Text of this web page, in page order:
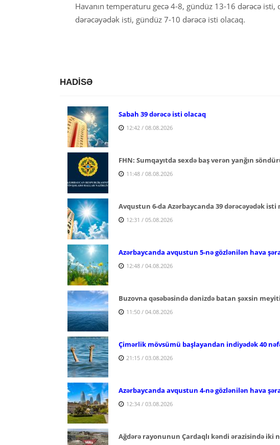
Havanın temperaturu gecə 4-8, gündüz 13-16 dərəcə isti,
dərəcəyədək isti, gündüz 7-10 dərəcə isti olacaq.
HADİSƏ
Sabah 39 dərəcə isti olacaq
12:42 / 08.08.2026
FHN: Sumqayıtda sexdə baş verən yanğın
11:48 / 08.08.2026
Avqustun 6-da Azərbaycanda 39 dərəcəyədək
12:31 / 05.08.2026
Azərbaycanda avqustun 5-nə gözlənilən hava
12:48 / 04.08.2026
Buzovna qəsəbəsində dənizdə batan şəxsin
11:50 / 04.08.2026
Çimərlik mövsümü başlayandan indiyədək 40
21:15 / 03.08.2026
Azərbaycanda avqustun 4-nə gözlənilən hava
12:34 / 03.08.2026
Ağdərə rayonunun Çardaqlı kəndi ərazisində iki